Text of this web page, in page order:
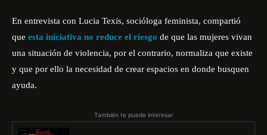
En entrevista con Lucia Texis, socióloga feminista, compartió
que esta iniciativa no reduce el riesgo de que las mujeres vivan
una situación de violencia, por el contrario, normaliza que existe
y que por ello la necesidad de crear espacios en donde busquen
ayuda.
También te puede interesar